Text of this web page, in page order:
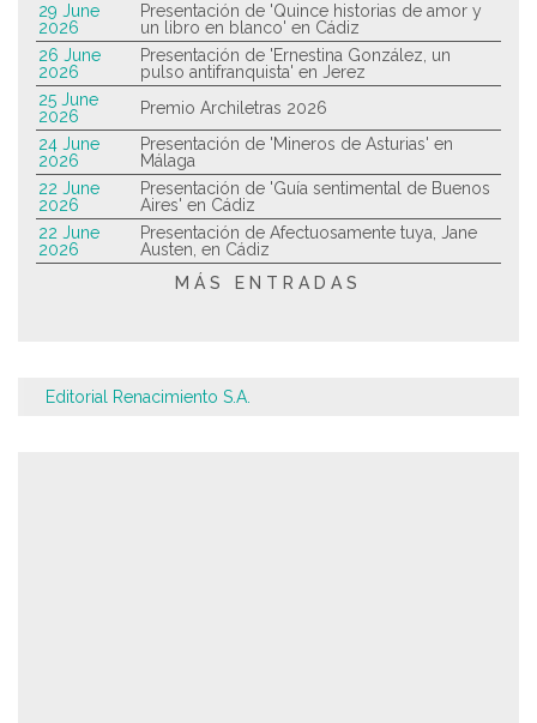
29 June
2026
Presentación de 'Quince historias de amor y
un libro en blanco' en Cádiz
26 June
2026
Presentación de 'Ernestina González, un
pulso antifranquista' en Jerez
25 June
2026
Premio Archiletras 2026
24 June
2026
Presentación de 'Mineros de Asturias' en
Málaga
22 June
2026
Presentación de 'Guía sentimental de Buenos
Aires' en Cádiz
22 June
2026
Presentación de Afectuosamente tuya, Jane
Austen, en Cádiz
MÁS ENTRADAS
Editorial Renacimiento S.A.